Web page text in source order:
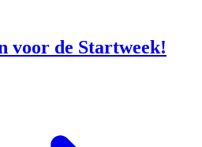
voor de Startweek!